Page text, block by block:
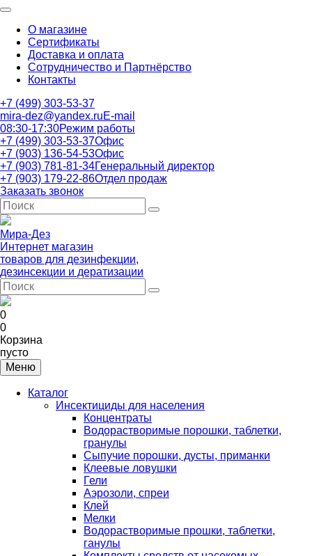
О магазине
Сертификаты
Доставка и оплата
Сотрудничество и Партнёрство
Контакты
+7 (499) 303-53-37
mira-dez@yandex.ruE-mail
08:30-17:30Режим работы
+7 (499) 303-53-37Офис
+7 (903) 136-54-53Офис
+7 (903) 781-81-34Генеральный директор
+7 (903) 179-22-86Отдел продаж
Заказать звонок
Мира-Дез
Интернет магазин
товаров для дезинфекции,
дезинсекции и дератизации
0
0
Корзина
пусто
Меню
Каталог
Инсектициды для населения
Концентраты
Водорастворимые порошки, таблетки,
гранулы
Сыпучие порошки, дусты, приманки
Клеевые ловушки
Гели
Аэрозоли, спреи
Клей
Мелки
Водорастворимые прошки, таблетки,
ганулы